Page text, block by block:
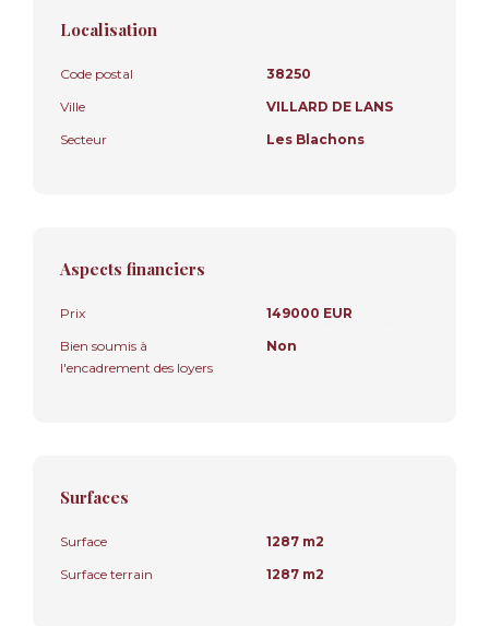
Localisation
Code postal
38250
Ville
VILLARD DE LANS
Secteur
Les Blachons
Aspects financiers
Prix
149000 EUR
Bien soumis à
l'encadrement des loyers
Non
Surfaces
Surface
1287 m2
Surface terrain
1287 m2